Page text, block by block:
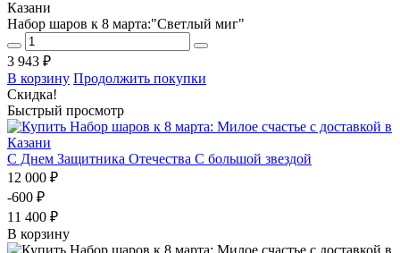
Набор шаров к 8 марта:"Светлый миг"
3 943 ₽
В корзину Продолжить покупки
Скидка!
Быстрый просмотр
С Днем Защитника Отечества С большой звездой
12 000 ₽
-600 ₽
11 400 ₽
В корзину